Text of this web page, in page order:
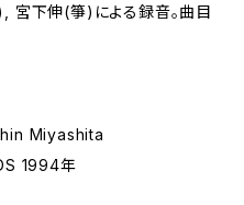
下伸(箏)による録音。曲目
Miyashita
1994年